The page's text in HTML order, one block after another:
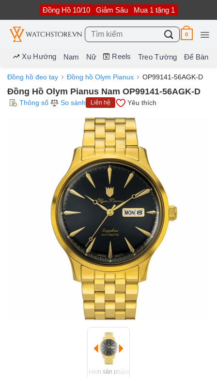
nội
dung
Đồng Hồ 10/10 Giảm Sâu Mua 1 tặng 1
Tìm
kiếm:
0
Xu Hướng Nam Nữ Reels Treo Tường Để Bàn
Đồng hồ đeo tay Đồng hồ Olym Pianus OP99141-56AGK-D
Đồng Hồ Olym Pianus Nam OP99141-56AGK-D
Thông số So sánh Liên hệ Yêu thích
Hình sản phẩm